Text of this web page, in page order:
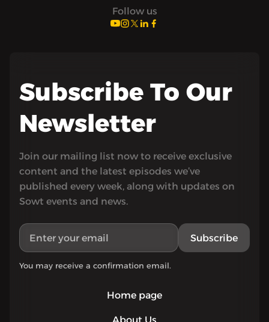
Follow us
Home page
Subscribe To Our
Newsletter
Join our mailing list now to receive exclusive
content and the latest episodes we’ve
published every week, along with updates on
Sowt events and news.
Subscribe
You may receive a confirmation email.